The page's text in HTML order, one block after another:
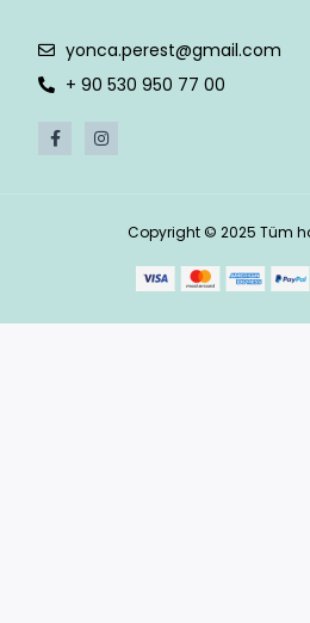
yonca.perest@gmail.com
+ 90 530 950 77 00
Copyright © 2025 Tüm